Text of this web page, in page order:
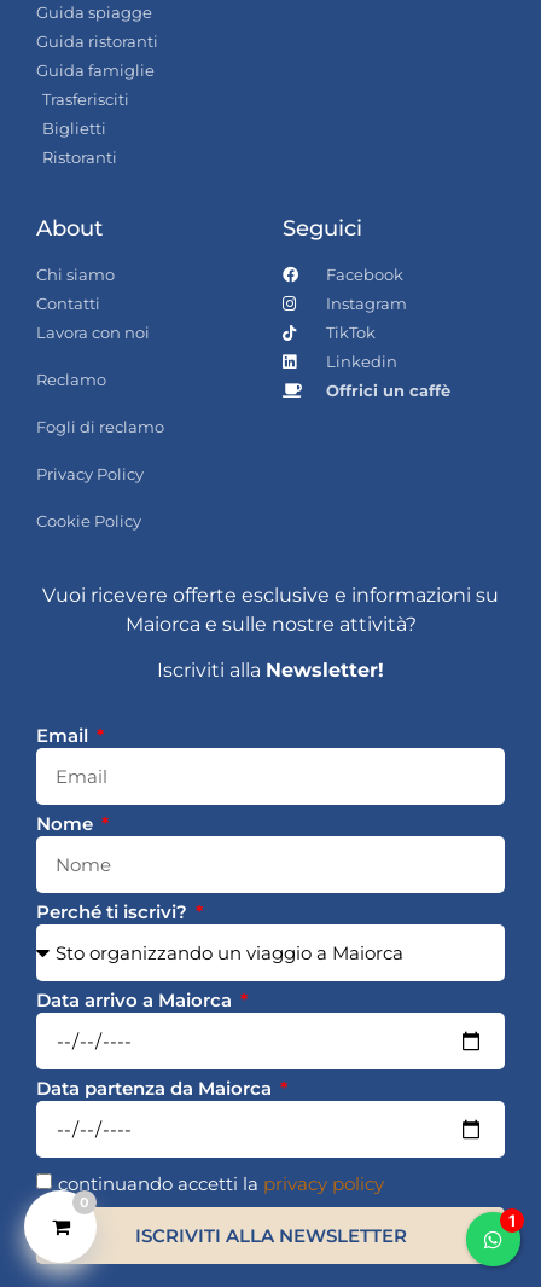
Guida spiagge
Guida ristoranti
Guida famiglie
Trasferisciti
Biglietti
Ristoranti
About
Chi siamo
Contatti
Lavora con noi
Reclamo
Fogli di reclamo
Privacy Policy
Cookie Policy
Seguici
Facebook
Instagram
TikTok
Linkedin
Offrici un caffè
Vuoi ricevere offerte esclusive e informazioni su
Maiorca e sulle nostre attività?
Iscriviti alla Newsletter!
Email
Nome
Perché ti iscrivi?
Data arrivo a Maiorca
Data partenza da Maiorca
continuando accetti la privacy policy
ISCRIVITI ALLA NEWSLETTER
0